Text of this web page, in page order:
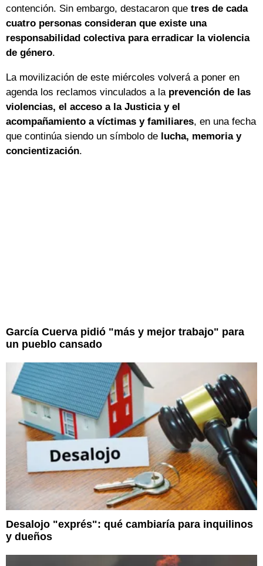
contención. Sin embargo, destacaron que tres de cada
cuatro personas consideran que existe una
responsabilidad colectiva para erradicar la violencia
de género.
La movilización de este miércoles volverá a poner en
agenda los reclamos vinculados a la prevención de las
violencias, el acceso a la Justicia y el
acompañamiento a víctimas y familiares, en una fecha
que continúa siendo un símbolo de lucha, memoria y
concientización.
García Cuerva pidió "más y mejor trabajo" para
un pueblo cansado
Desalojo "exprés": qué cambiaría para inquilinos
y dueños